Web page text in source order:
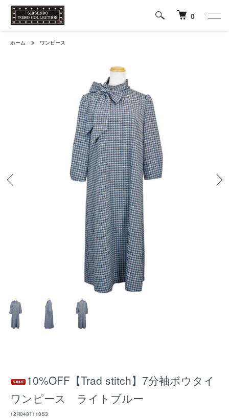
0
ホーム ワンピース
10%OFF【Trad stitch】7分袖ボウタイ
ワンピース ライトブルー
12R048T110S3